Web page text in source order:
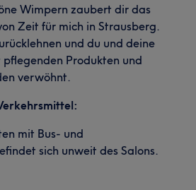
Wimpern zaubert dir das
Zeit für mich in Strausberg.
und du und deine
Produkten und
verwöhnt.
mit Bus- und
sich unweit des Salons.